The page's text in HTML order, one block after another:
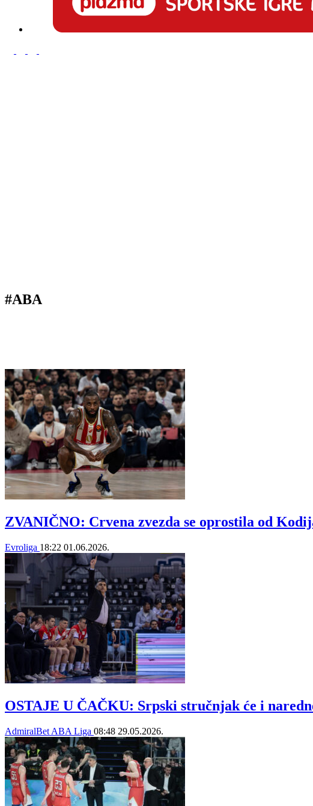
#ABA
ZVANIČNO: Crvena zvezda se oprostila od
Evroliga 18:22 01.06.2026.
OSTAJE U ČAČKU: Srpski stručnjak će i
AdmiralBet ABA Liga 08:48 29.05.2026.